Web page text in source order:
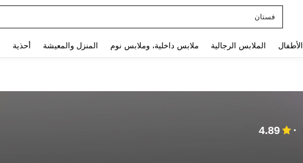
فستان
الأطفال الملابس الرجالية ملابس داخلية، وملابس نوم المنزل والمعيشة أحذية
4.89